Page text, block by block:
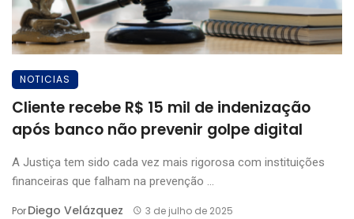
NOTICIAS
Cliente recebe R$ 15 mil de indenização
após banco não prevenir golpe digital
A Justiça tem sido cada vez mais rigorosa com instituições
financeiras que falham na prevenção ...
PorDiego Velázquez 3 de julho de 2025